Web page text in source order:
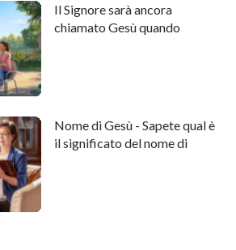
Il Signore sarà ancora
chiamato Gesù quando
Nome di Gesù - Sapete qual è
il significato del nome di